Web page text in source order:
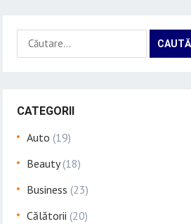
Caută
după:
CATEGORII
Auto (19)
Beauty(18)
Business (23)
Călătorii (20)